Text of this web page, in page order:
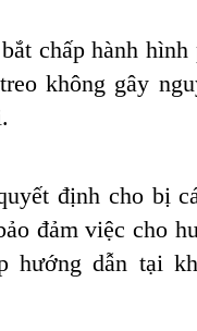
chấp hành
không gây
định cho bị
đảm việc cho
hướng dẫn tại